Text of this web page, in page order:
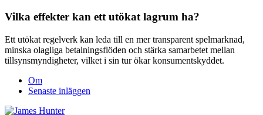
Vilka effekter kan ett utökat lagrum ha?
Ett utökat regelverk kan leda till en mer transparent spelmarknad,
minska olagliga betalningsflöden och stärka samarbetet mellan
tillsynsmyndigheter, vilket i sin tur ökar konsumentskyddet.
Om
Senaste inläggen